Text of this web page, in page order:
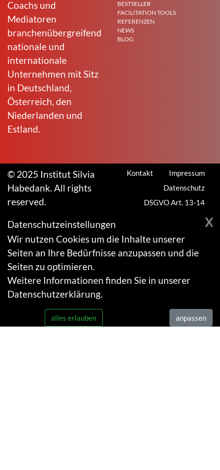
Coachs und
Mediatoren
branchenübergreifend
nationale und
internationale
Unternehmen mit Sitz
in Deutschland,
Österreich, den
Niederlanden und
Estland.
BESTSELLER
FACILITATION TOOLS
REFERENZEN
NEWS
BLOG
© 2025 Institut Silvia
Habedank. All rights
reserved.
Kontakt
Impressum
Datenschutz
DSGVO Art. 13-14
Datenschutzeinstellungen X
Wir nutzen Cookies um die Inhalte unserer
Seiten an Ihre Bedürfnisse anzupassen und die
Seiten zu optimieren.
Weitere Informationen finden Sie in unserer
Datenschutzerklärung.
alles erlauben anpassen